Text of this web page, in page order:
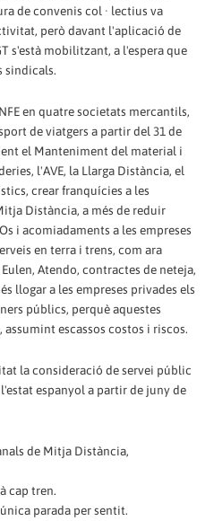
de convenis col · lectius va
però davant l'aplicació de
s'està mobilitzant, a l'espera que
sindicals.
en quatre societats mercantils,
de viatgers a partir del 31 de
el Manteniment del material i
l'AVE, la Llarga Distància, el
crear franquícies a les
Distància, a més de reduir
i acomiadaments a les empreses
en terra i trens, com ara
Atendo, contractes de neteja,
llogar a les empreses privades els
públics, perquè aquestes
escassos costos i riscos.
la consideració de servei públic
espanyol a partir de juny de
de Mitja Distància,
cap tren.
parada per sentit.